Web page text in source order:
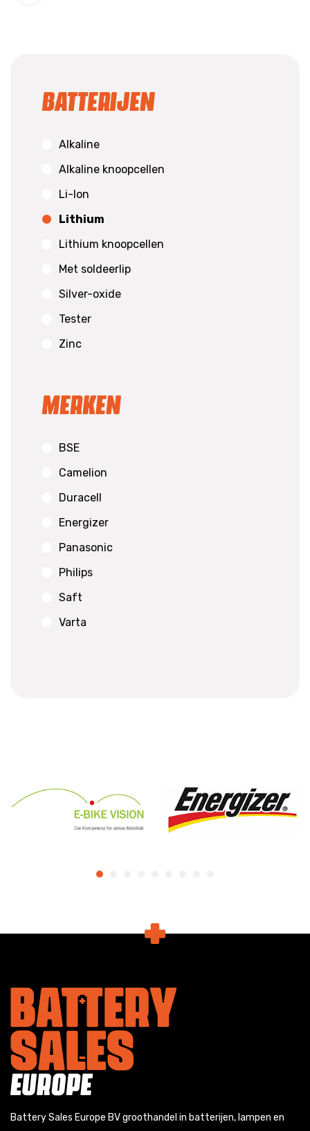
Batterijen
Alkaline
Alkaline knoopcellen
Li-Ion
Lithium
Lithium knoopcellen
Met soldeerlip
Silver-oxide
Tester
Zinc
Merken
BSE
Camelion
Duracell
Energizer
Panasonic
Philips
Saft
Varta
Battery Sales Europe BV groothandel in batterijen, lampen en